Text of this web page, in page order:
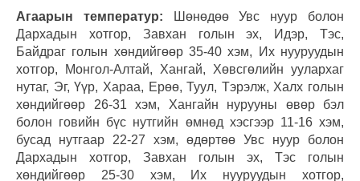
Агаарын температур: Шөнөдөө Увс нуур болон
Дархадын хотгор, Завхан голын эх, Идэр, Тэс,
Байдраг голын хөндийгөөр 35-40 хэм, Их нууруудын
хотгор, Монгол-Алтай, Хангай, Хөвсгөлийн уулархаг
нутаг, Эг, Үүр, Хараа, Ерөө, Туул, Тэрэлж, Халх голын
хөндийгөөр 26-31 хэм, Хангайн нурууны өвөр бэл
болон говийн бүс нутгийн өмнөд хэсгээр 11-16 хэм,
бусад нутгаар 22-27 хэм, өдөртөө Увс нуур болон
Дархадын хотгор, Завхан голын эх, Тэс голын
хөндийгөөр 25-30 хэм, Их нууруудын хотгор,